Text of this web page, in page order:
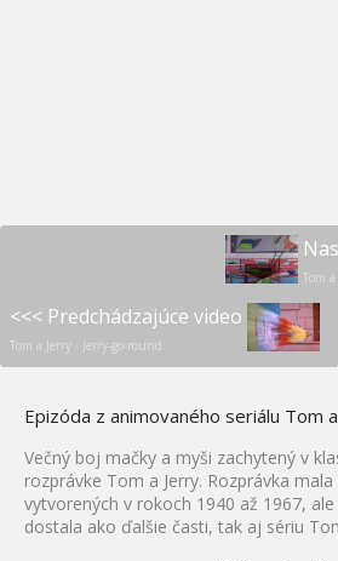
Tom
<<< Predchádzajúce video
Tom a Jerry - Jerry-go-round
Epizóda z animovaného seriálu Tom
Večný boj mačky a myši zachytený v
rozprávke Tom a Jerry. Rozprávka
vytvorených v rokoch 1940 až 1967,
dostala ako ďalšie časti, tak aj sériu